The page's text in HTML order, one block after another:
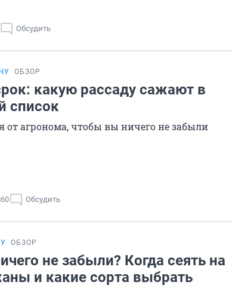
Обсудить
ОБЗОР
какую рассаду сажают в
список
от агронома, чтобы вы ничего не забыли
Обсудить
ОБЗОР
не забыли? Когда сеять на
и какие сорта выбрать